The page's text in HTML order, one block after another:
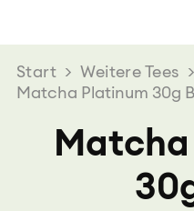
Start > Weitere Tees >
Matcha Platinum 30g